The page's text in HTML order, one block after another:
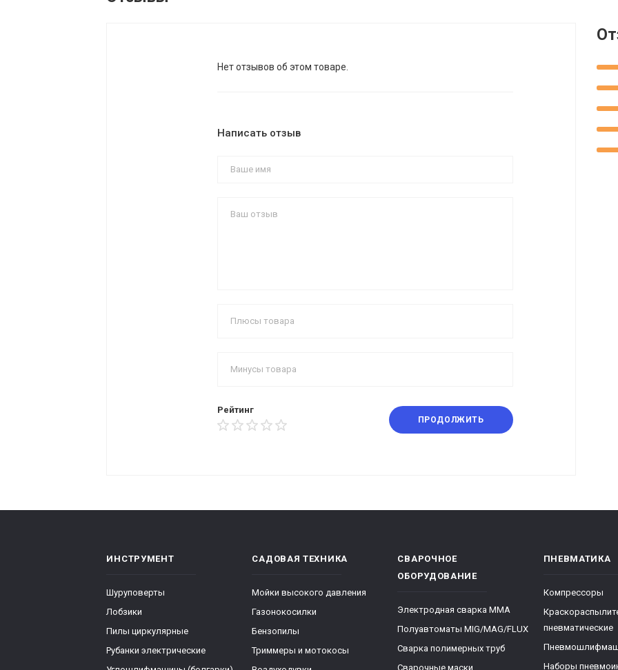
Нет отзывов об этом товаре.
Написать отзыв
Рейтинг
ПРОДОЛЖИТЬ
ИНСТРУМЕНТ
Шуруповерты
Лобзики
Пилы циркулярные
Рубанки электрические
САДОВАЯ ТЕХНИКА
Мойки высокого давления
Газонокосилки
Бензопилы
Триммеры и мотокосы
СВАРОЧНОЕ
ОБОРУДОВАНИЕ
Электродная сварка ММА
Полуавтоматы MIG/MAG/FLUX
Сварка полимерных труб
Сварочные маски
ПНЕВМАТИКА
Компрессоры
пневматические
Наборы